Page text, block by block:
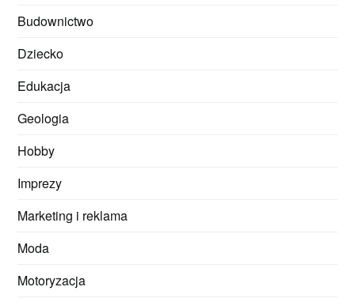
Budownictwo
Dziecko
Edukacja
Geologia
Hobby
Imprezy
Marketing i reklama
Moda
Motoryzacja